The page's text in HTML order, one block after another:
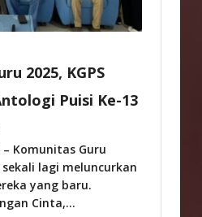
2025, KGPS
Puisi Ke-13
– Komunitas Guru
sekali lagi meluncurkan
yang baru.
Cinta,...